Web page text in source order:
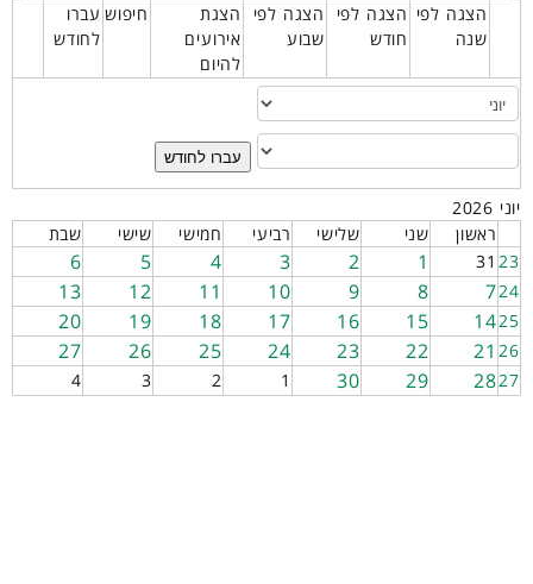
הצגה לפי
שנה
הצגה לפי
חודש
הצגה לפי
שבוע
הצגת
אירועים
להיום
חיפוש עברו
לחודש
עברו לחודש
יוני 2026
ראשון
שני שלישי רביעי חמישי שישי
שבת
23
31
1
2
3
4
5
6
24
7
8
9
10
11
12
13
25
14
15
16
17
18
19
20
26
21
22
23
24
25
26
27
27
28
29
30
1
2
3
4